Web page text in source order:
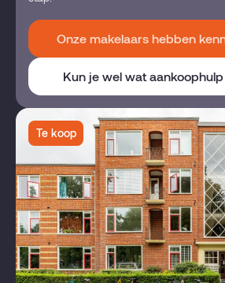
Onze makelaars hebben
Kun je wel wat
Te koop